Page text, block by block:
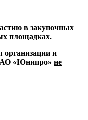
в закупочных
площадках.
организации и
«Юнипро» не